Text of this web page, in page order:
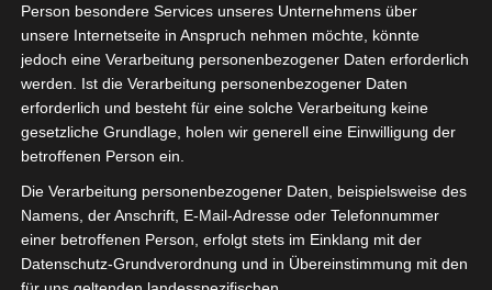
Hier finden Sie alle Veranstaltungen, auf denen wir mit
der Kitawall unterwegs sind. Wir freuen uns auf Ihren
Besuch an unserem Stand und laden Sie zudem auch
herzlich zu den von uns organisierten Roadshows und
Webinaren ein.
Project Example 2 – Illustrations
vor 12 Jahren
Person besondere Services unseres Unternehmens über
unsere Internetseite in Anspruch nehmen möchte, könnte
jedoch eine Verarbeitung personenbezogener Daten erforderlich
werden. Ist die Verarbeitung personenbezogener Daten
erforderlich und besteht für eine solche Verarbeitung keine
gesetzliche Grundlage, holen wir generell eine Einwilligung der
betroffenen Person ein.
Die Verarbeitung personenbezogener Daten, beispielsweise des
Namens, der Anschrift, E-Mail-Adresse oder Telefonnummer
einer betroffenen Person, erfolgt stets im Einklang mit der
Datenschutz-Grundverordnung und in Übereinstimmung mit den